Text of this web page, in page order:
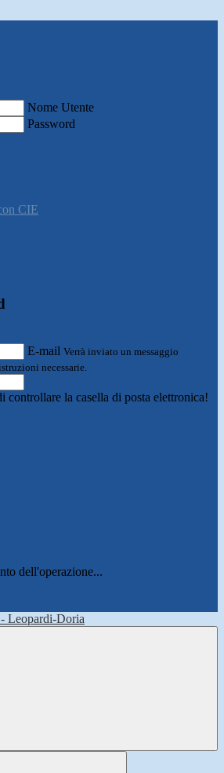
Nome Utente
Password
CIE
E-mail Verrà inviato un messaggio
necessarie.
controllare la casella di posta elettronica!
dell'operazione...